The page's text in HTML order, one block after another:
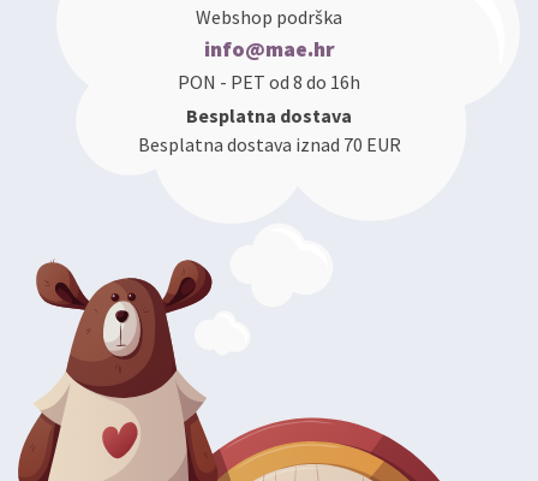
Webshop podrška
info@mae.hr
PON - PET od 8 do 16h
Besplatna dostava
Besplatna dostava iznad 70 EUR